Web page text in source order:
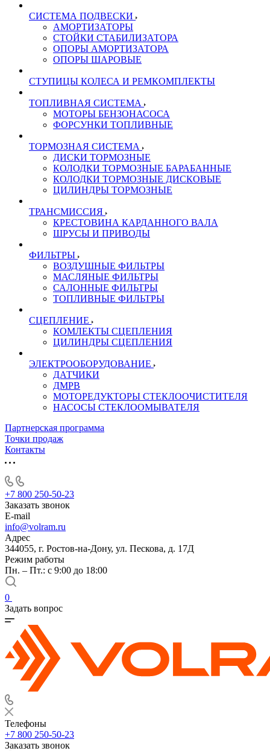
СИСТЕМА ПОДВЕСКИ
АМОРТИЗАТОРЫ
СТОЙКИ СТАБИЛИЗАТОРА
ОПОРЫ АМОРТИЗАТОРА
ОПОРЫ ШАРОВЫЕ
СТУПИЦЫ КОЛЕСА И РЕМКОМПЛЕКТЫ
ТОПЛИВНАЯ СИСТЕМА
МОТОРЫ БЕНЗОНАСОСА
ФОРСУНКИ ТОПЛИВНЫЕ
ТОРМОЗНАЯ СИСТЕМА
ДИСКИ ТОРМОЗНЫЕ
КОЛОДКИ ТОРМОЗНЫЕ БАРАБАННЫЕ
КОЛОДКИ ТОРМОЗНЫЕ ДИСКОВЫЕ
ЦИЛИНДРЫ ТОРМОЗНЫЕ
ТРАНСМИССИЯ
КРЕСТОВИНА КАРДАННОГО ВАЛА
ШРУСЫ И ПРИВОДЫ
ФИЛЬТРЫ
ВОЗДУШНЫЕ ФИЛЬТРЫ
МАСЛЯНЫЕ ФИЛЬТРЫ
САЛОННЫЕ ФИЛЬТРЫ
ТОПЛИВНЫЕ ФИЛЬТРЫ
СЦЕПЛЕНИЕ
КОМЛЕКТЫ СЦЕПЛЕНИЯ
ЦИЛИНДРЫ СЦЕПЛЕНИЯ
ЭЛЕКТРООБОРУДОВАНИЕ
ДАТЧИКИ
ДМРВ
МОТОРЕДУКТОРЫ СТЕКЛООЧИСТИТЕЛЯ
НАСОСЫ СТЕКЛООМЫВАТЕЛЯ
Партнерская программа
Точки продаж
Контакты
+7 800 250-50-23
Заказать звонок
E-mail
info@volram.ru
Адрес
344055, г. Ростов-на-Дону, ул. Пескова, д. 17Д
Режим работы
Пн. – Пт.: с 9:00 до 18:00
0
Задать вопрос
Телефоны
+7 800 250-50-23
Заказать звонок